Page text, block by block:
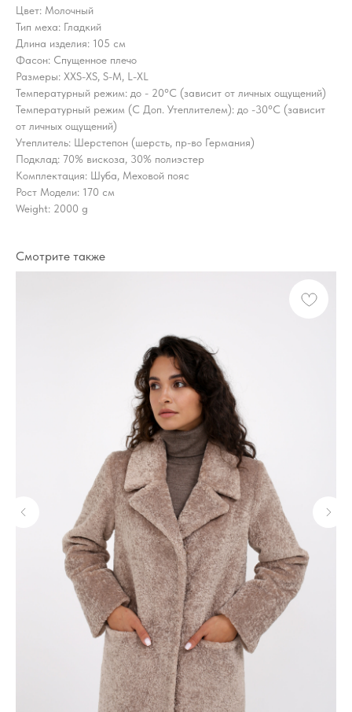
Цвет: Молочный
Тип меха: Гладкий
Длина изделия: 105 см
Фасон: Спущенное плечо
Размеры: XXS-XS, S-M, L-XL
Температурный режим: до - 20°C (зависит от личных ощущений)
Температурный режим (С Доп. Утеплителем): до -30°C (зависит
от личных ощущений)
Утеплитель: Шерстепон (шерсть, пр-во Германия)
Подклад: 70% вискоза, 30% полиэстер
Комплектация: Шуба, Меховой пояс
Рост Модели: 170 см
Weight: 2000 g
Смотрите также